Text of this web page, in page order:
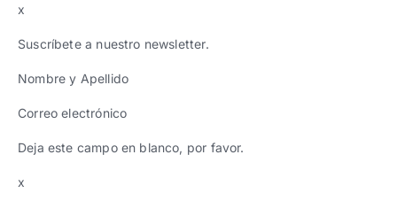
x
Suscríbete a nuestro newsletter.
Nombre y Apellido
Correo electrónico
Deja este campo en blanco, por favor.
x